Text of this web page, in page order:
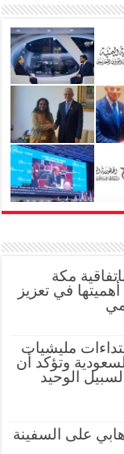
مكة
في تعزيز
مليشيات
وتؤكد أن
الوحيد
على السفينة